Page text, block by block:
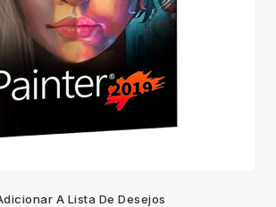
A Lista De Desejos